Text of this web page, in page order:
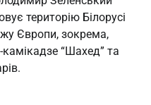
територію Білорусі
Європи, зокрема,
“Шахед” та